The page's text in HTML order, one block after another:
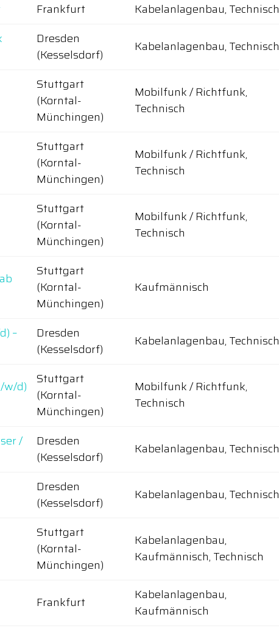
Frankfurt
Kabelanlagenbau, Technisch
Dresden
(Kesselsdorf)
Kabelanlagenbau, Technisch
Stuttgart
(Korntal-
Münchingen)
Mobilfunk / Richtfunk,
Technisch
Stuttgart
(Korntal-
Münchingen)
Mobilfunk / Richtfunk,
Technisch
Stuttgart
(Korntal-
Münchingen)
Mobilfunk / Richtfunk,
Technisch
Stuttgart
(Korntal-
Münchingen)
Kaufmännisch
–
Dresden
(Kesselsdorf)
Kabelanlagenbau, Technisch
w/d)
Stuttgart
(Korntal-
Münchingen)
Mobilfunk / Richtfunk,
Technisch
/
Dresden
(Kesselsdorf)
Kabelanlagenbau, Technisch
Dresden
(Kesselsdorf)
Kabelanlagenbau, Technisch
Stuttgart
(Korntal-
Münchingen)
Kabelanlagenbau,
Kaufmännisch, Technisch
Frankfurt
Kabelanlagenbau,
Kaufmännisch